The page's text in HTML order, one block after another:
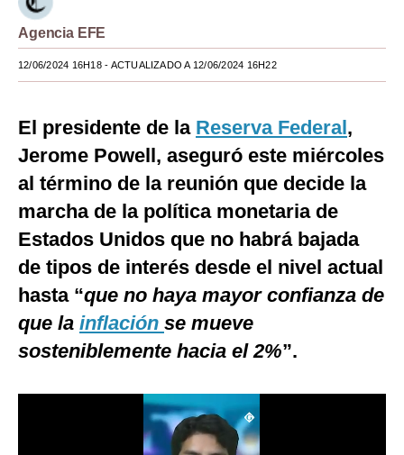
EEUU
México
Tecnología
Club del Suscriptor
Mix
Notas Contratadas
Podcast
Agencia EFE
12/06/2024 16H18- ACTUALIZADO A 12/06/2024 16H22
El presidente de la Reserva Federal,
Jerome Powell, aseguró este miércoles
al término de la reunión que decide la
marcha de la política monetaria de
Estados Unidos que no habrá bajada
de tipos de interés desde el nivel actual
hasta “que no haya mayor confianza de
que la inflación se mueve
sosteniblemente hacia el 2%”.